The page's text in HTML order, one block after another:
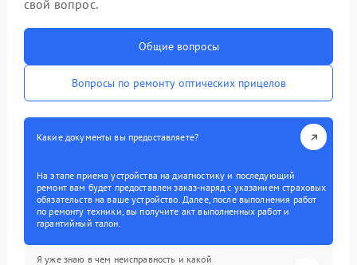
свой вопрос.
Общие вопросы
Вопросы по ремонту оптических прицелов
Какие документы вы предоставляете?
На этапе приема устройства на диагностику и последующий
ремонт вам будет предоставлен заказ-наряд с указанием страховых
обязательств на ваше устройство. Далее, после выполнения работ
по ремонту техники, вы получите акт выполненных работ и
гарантийный талон.
Я уже знаю в чем неисправность и какой